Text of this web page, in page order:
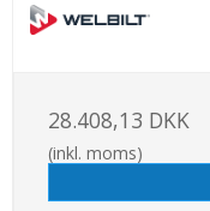
28.408,13 DKK
(inkl. moms)